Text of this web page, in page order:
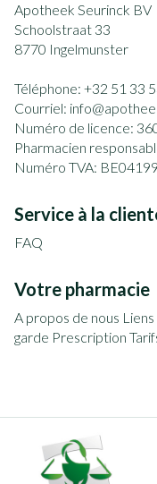
Apotheek Seurinck BV
Schoolstraat 33
8770 Ingelmunster
Téléphone: +32 51 33
Courriel: info@
Numéro de licence:
Pharmacien
Numéro TVA:
Service à la
FAQ
Votre pharmacie
A propos de nous
garde Prescription